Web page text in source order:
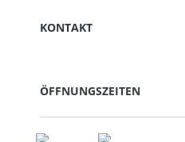
KONTAKT
ÖFFNUNGSZEITEN